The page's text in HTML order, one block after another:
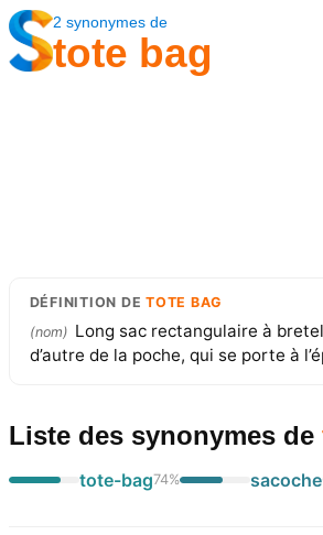
2 synonymes de
tote bag
DÉFINITION DETOTE BAG
(nom) Long sac rectangulaire à
d’autre de la poche, qui se porte à
Liste des synonymes de
tote-bag74% sacoche